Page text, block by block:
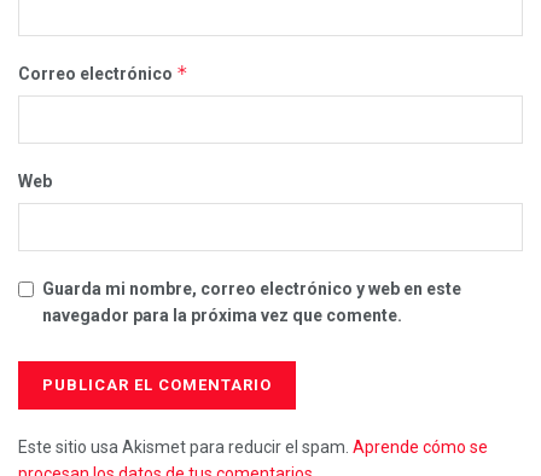
Correo electrónico *
Web
Guarda mi nombre, correo electrónico y web en este
navegador para la próxima vez que comente.
Este sitio usa Akismet para reducir el spam. Aprende cómo se